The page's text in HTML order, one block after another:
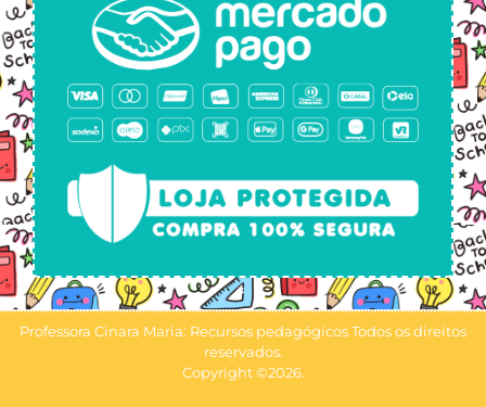
Professora Cinara Maria: Recursos pedagógicos Todos os direitos
reservados.
Copyright ©2026.